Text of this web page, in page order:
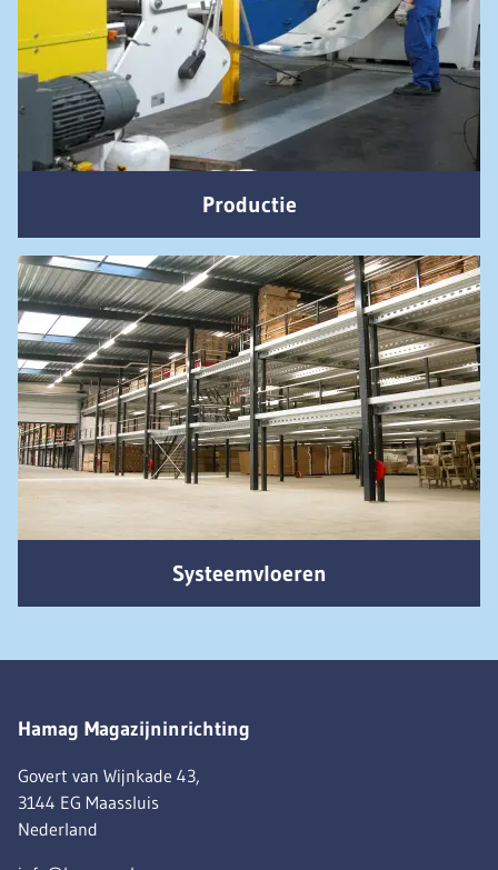
Productie
Systeemvloeren
Hamag Magazijninrichting
Govert van Wijnkade 43,
3144 EG Maassluis
Nederland